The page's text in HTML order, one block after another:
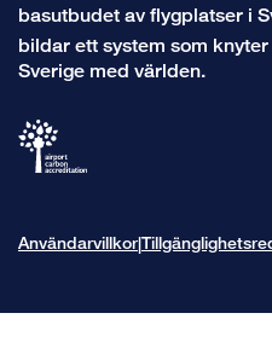
basutbudet av flygplatser i
bildar ett system som
Sverige med världen.
Användarvillkor|